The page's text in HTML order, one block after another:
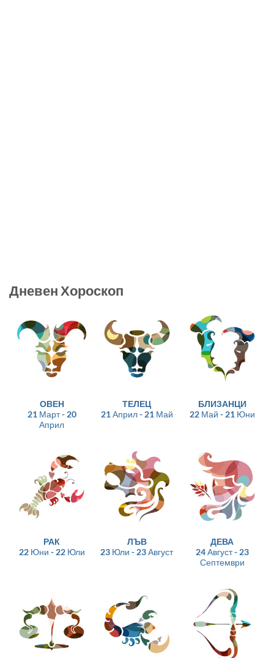
Дневен Хороскоп
ОВЕН
21 Март - 20
Април
ТЕЛЕЦ
21 Април - 21 Май
БЛИЗАНЦИ
22 Май - 21 Юни
РАК
22 Юни - 22 Юли
ЛЪВ
23 Юли - 23 Август
ДЕВА
24 Август - 23
Септември